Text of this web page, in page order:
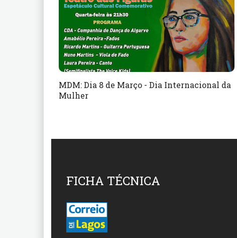
MDM: Dia 8 de Março - Dia Internacional da
Mulher
FICHA TÉCNICA